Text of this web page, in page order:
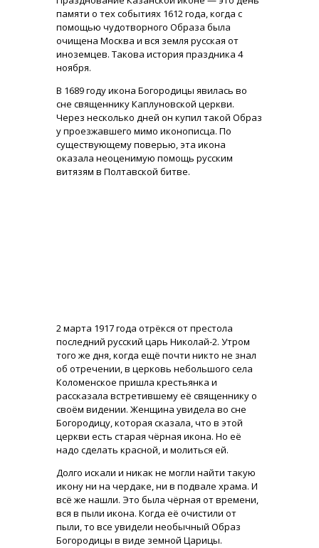
памяти о тех событиях 1612 года, когда с
помощью чудотворного Образа была
очищена Москва и вся земля русская от
иноземцев. Такова история праздника 4
ноября.
В 1689 году икона Богородицы явилась во
сне священнику Каплуновской церкви.
Через несколько дней он купил такой Образ
у проезжавшего мимо иконописца. По
существующему поверью, эта икона
оказала неоценимую помощь русским
витязям в Полтавской битве.
2 марта 1917 года отрёкся от престола
последний русский царь Николай-2. Утром
того же дня, когда ещё почти никто не знал
об отречении, в церковь небольшого села
Коломенское пришла крестьянка и
рассказала встретившему её священнику о
своём видении. Женщина увидела во сне
Богородицу, которая сказала, что в этой
церкви есть старая чёрная икона. Но её
надо сделать красной, и молиться ей.
Долго искали и никак не могли найти такую
икону ни на чердаке, ни в подвале храма. И
всё же нашли. Это была чёрная от времени,
вся в пыли икона. Когда её очистили от
пыли, то все увидели необычный Образ
Богородицы в виде земной Царицы.